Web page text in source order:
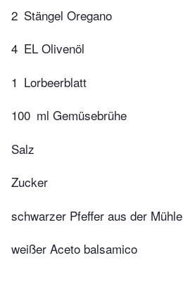
2 Stängel Oregano
4 EL Olivenöl
1 Lorbeerblatt
100 ml Gemüsebrühe
Salz
Zucker
schwarzer Pfeffer aus der Mühle
weißer Aceto balsamico